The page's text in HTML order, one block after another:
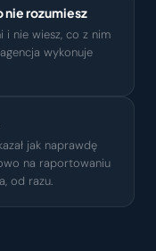
nie rozumiesz
nie wiesz, co z nim
wykonuje
jak naprawdę
na raportowaniu
od razu.